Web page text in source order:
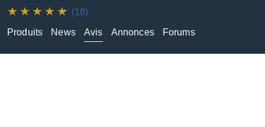
(18)
Produits
News Avis Annonces Forums